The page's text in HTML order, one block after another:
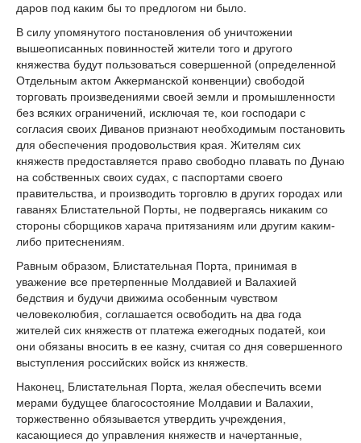
даров под каким бы то предлогом ни было.
В силу упомянутого постановления об уничтожении
вышеописанных повинностей жители того и другого
княжества будут пользоваться совершенной (определенной
Отдельным актом Аккерманской конвенции) свободой
торговать произведениями своей земли и промышленности
без всяких ограничений, исключая те, кои господари с
согласия своих Диванов признают необходимым постановить
для обеспечения продовольствия края. Жителям сих
княжеств предоставляется право свободно плавать по Дунаю
на собственных своих судах, с паспортами своего
правительства, и производить торговлю в других городах или
гаванях Блистательной Порты, не подвергаясь никаким со
стороны сборщиков харача притязаниям или другим каким-
либо притеснениям.
Равным образом, Блистательная Порта, принимая в
уважение все претерпенные Молдавией и Валахией
бедствия и будучи движима особенным чувством
человеколюбия, соглашается освободить на два года
жителей сих княжеств от платежа ежегодных податей, кои
они обязаны вносить в ее казну, считая со дня совершенного
выступления российских войск из княжеств.
Наконец, Блистательная Порта, желая обеспечить всеми
мерами будущее благосостояние Молдавии и Валахии,
торжественно обязывается утвердить учреждения,
касающиеся до управления княжеств и начертанные,